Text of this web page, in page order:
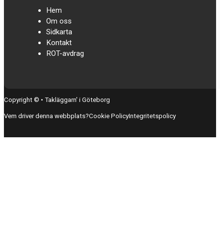
Hem
Om oss
Sidkarta
Kontakt
ROT-avdrag
Copyright © • Takläggarn' i Göteborg
Vem driver denna webbplats?Cookie PolicyIntegritetspolicy